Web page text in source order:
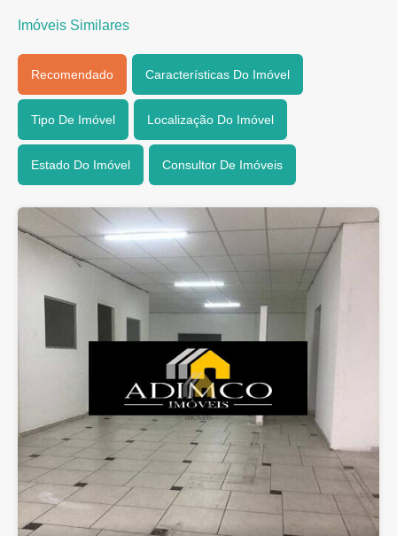
Imóveis Similares
Recomendado Características Do Imóvel
Tipo De Imóvel Localização Do Imóvel
Estado Do Imóvel Consultor De Imóveis